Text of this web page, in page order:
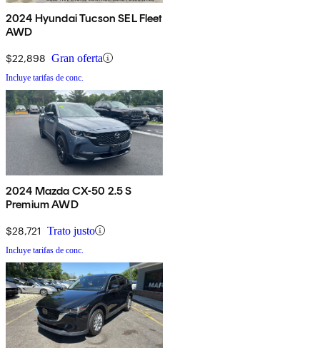
2024 Hyundai Tucson SEL Fleet
AWD
$22,898 Gran oferta
Incluye tarifas de conc.
2024 Mazda CX-50 2.5 S
Premium AWD
$28,721 Trato justo
Incluye tarifas de conc.